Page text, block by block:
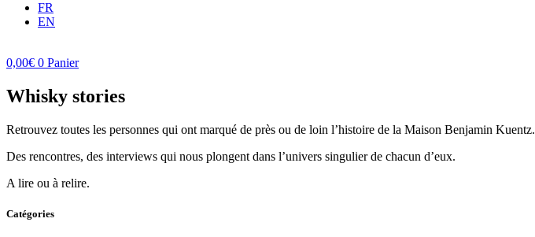
FR
EN
0,00€ 0 Panier
Whisky stories
Retrouvez toutes les personnes qui ont marqué de près ou de loin l’histoire de la Maison Benjamin Kuentz.
Des rencontres, des interviews qui nous plongent dans l’univers singulier de chacun d’eux.
A lire ou à relire.
Catégories